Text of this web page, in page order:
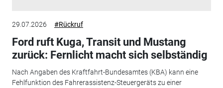
29.07.2026 #Rückruf
Ford ruft Kuga, Transit und Mustang
zurück: Fernlicht macht sich selbständig
Nach Angaben des Kraftfahrt-Bundesamtes (KBA) kann eine
Fehlfunktion des Fahrerassistenz-Steuergeräts zu einer